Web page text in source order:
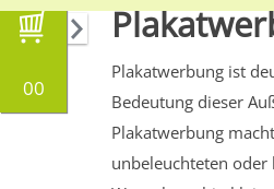
00
Plakatwerbung ist
Bedeutung dieser
Plakatwerbung
unbeleuchteten